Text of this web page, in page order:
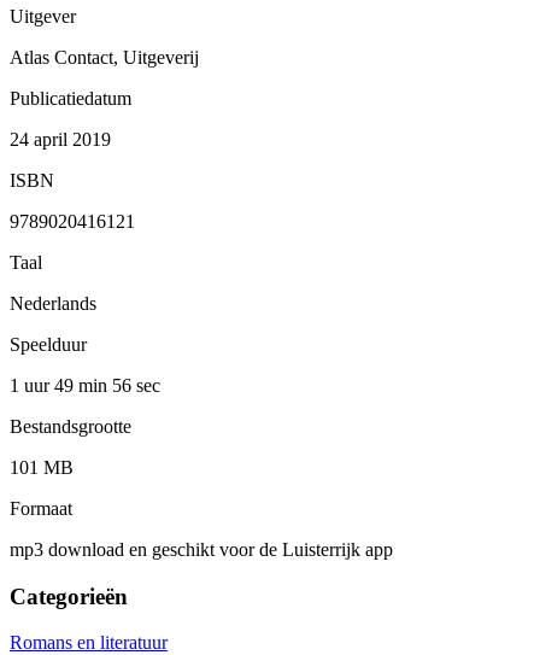
Uitgever
Atlas Contact, Uitgeverij
Publicatiedatum
24 april 2019
ISBN
9789020416121
Taal
Nederlands
Speelduur
1 uur 49 min 56 sec
Bestandsgrootte
101 MB
Formaat
mp3 download en geschikt voor de Luisterrijk app
Categorieën
Romans en literatuur